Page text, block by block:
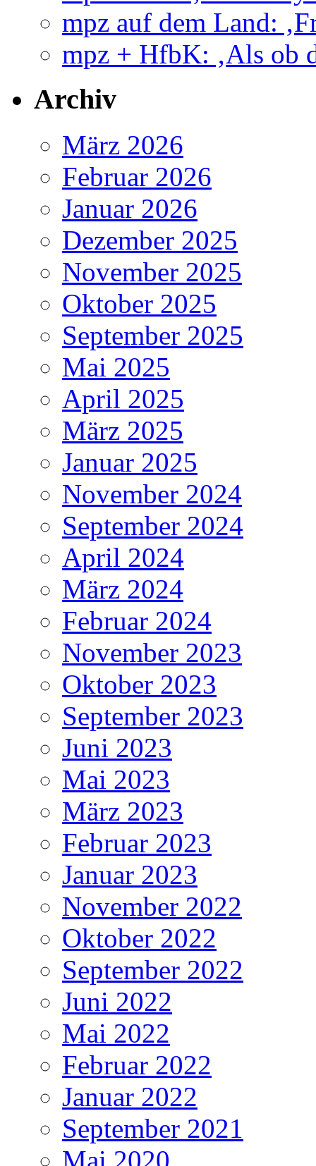
mpz auf dem Land:
mpz + HfbK: ‚Als ob
Archiv
März 2026
Februar 2026
Januar 2026
Dezember 2025
November 2025
Oktober 2025
September 2025
Mai 2025
April 2025
März 2025
Januar 2025
November 2024
September 2024
April 2024
März 2024
Februar 2024
November 2023
Oktober 2023
September 2023
Juni 2023
Mai 2023
März 2023
Februar 2023
Januar 2023
November 2022
Oktober 2022
September 2022
Juni 2022
Mai 2022
Februar 2022
Januar 2022
September 2021